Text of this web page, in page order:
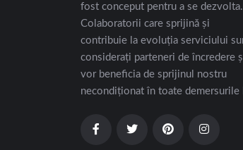
fost conceput pentru a se dezvolta.
Colaboratorii care sprijină și
contribuie la evoluția serviciului
considerați parteneri de încredere
vor beneficia de sprijinul nostru
necondiționat în toate demersurile